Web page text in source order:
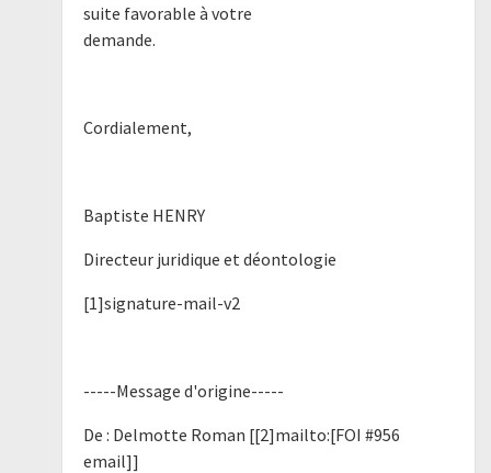
suite favorable à votre
demande.
Cordialement,
Baptiste HENRY
Directeur juridique et déontologie
[1]signature-mail-v2
-----Message d'origine-----
De : Delmotte Roman [[2]mailto:[FOI #956
email]]